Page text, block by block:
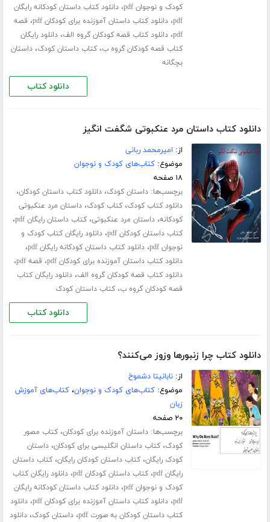
کودک و نوجوان pdf
،دانلود کتاب داستان کودکانه رایگان
pdf،دانلود کتاب داستان آموزنده برای کودکان pdf ، قصه
pdf،دانلود کتاب قصه کودکان گروه الف،دانلود رایگان
کتاب قصه کودکان گروه ب،کتاب داستان کودک،داستان
بچگانه
دانلود کتاب
دانلود کتاب داستان مرد عنکبوتی شگفت انگیز
از: امیرمحمد ربانی
موضوع:کتاب‌های کودک و نوجوان
۱۸ صفحه
برچسب‌ها:داستان کودک،دانلود کتاب داستان کودکان،
دانلود کتاب کودک،کتاب کودک،داستان مرد عنکبوتی
کودکانه،داستان مرد عنکبوتی،کتاب داستان رایگان pdf ،
کتاب داستان کودکان pdf ،دانلود رایگان کتاب کودک و
نوجوان pdf
،دانلود کتاب داستان کودکانه رایگان pdf ،
دانلود کتاب داستان آموزنده برای کودکان pdf ، قصه pdf ،
دانلود کتاب قصه کودکان گروه الف،دانلود رایگان کتاب
قصه کودکان گروه ب،کتاب داستان کودک
دانلود کتاب
دانلود کتاب چرا زنبورها وزوز می‌کنند؟
از:نابانیتا دشموخ
موضوع:کتاب‌های کودک و نوجوان،کتاب‌های آموزش
زبان
۲۰ صفحه
برچسب‌ها:داستان آموزنده برای کودکان،کتاب مصور
کودک،کتاب داستان انگلیسی برای کودکان،داستان
کودک رایگان،کتاب داستان کودکان رایگان،کتاب داستان
رایگان pdf
،کتاب داستان کودکان pdf ،دانلود رایگان کتاب
کودک و نوجوان pdf
،دانلود کتاب داستان کودکانه رایگان
pdf،دانلود کتاب داستان آموزنده برای کودکان pdf ،دانلود
کتاب داستان کودکان به صورت pdf
،داستان کودک،دانلود